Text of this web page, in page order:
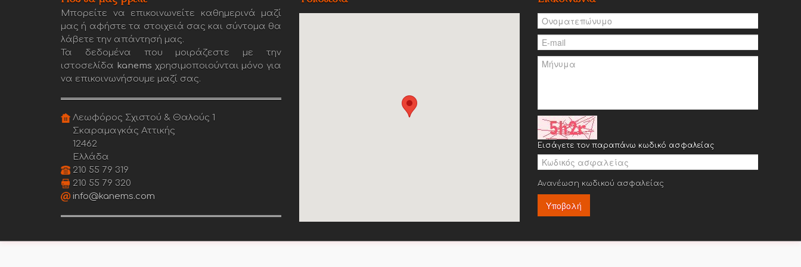
Μπορείτε να επικοινωνείτε καθημερινά μαζί
μας ή αφήστε τα στοιχειά σας και σύντομα θα
λάβετε την απάντησή μας.
Τα δεδομένα που μοιράζεστε με την
ιστοσελίδα kanems χρησιμοποιούνται μόνο για
να επικοινωνήσουμε μαζί σας.
Λεωφόρος Σχιστού & Θαλούς 1
Σκαραμαγκάς Αττικής
12462
Ελλάδα
210 55 79 319
210 55 79 320
info@kanems.com
Εισάγετε τον παραπάνω κωδικό ασφαλείας
Ανανέωση κωδικού ασφαλείας
Υποβολή